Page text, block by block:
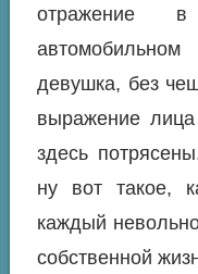
отражение
девушка, без
выражение
здесь
ну вот такое,
каждый
собственной